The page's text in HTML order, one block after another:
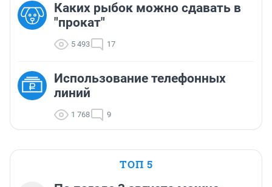
Каких рыбок можно сдавать в
"прокат"
5 493 17
Использование телефонных
линий
1 768 9
ТОП 5